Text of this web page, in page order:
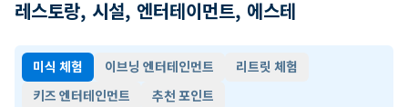
레스토랑, 시설, 엔터테이먼트, 에스테
미식 체험 이브닝 엔터테인먼트
리트릿 체험
키즈 엔터테인먼트
추천 포인트